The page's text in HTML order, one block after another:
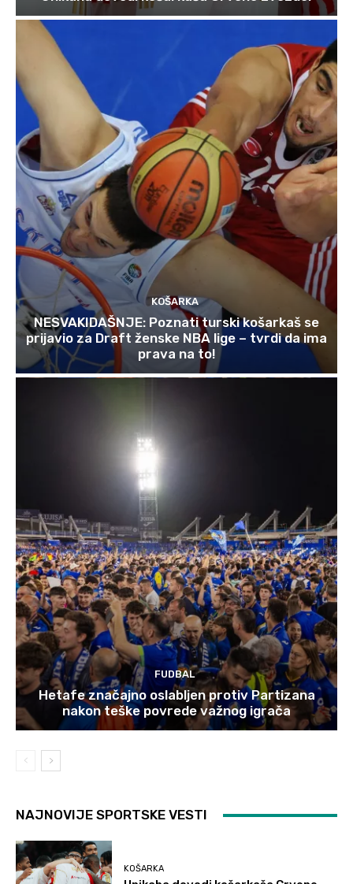
KOŠARKA
NESVAKIDAŠNJE: Poznati turski košarkaš se
prijavio za Draft ženske NBA lige – tvrdi da ima
prava na to!
FUDBAL
Hetafe značajno oslabljen protiv Partizana
nakon teške povrede važnog igrača
NAJNOVIJE SPORTSKE VESTI
KOŠARKA